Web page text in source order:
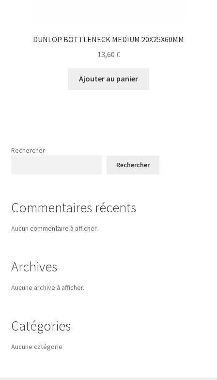
DUNLOP BOTTLENECK MEDIUM 20X25X60MM
13,60 €
Ajouter au panier
Rechercher
Rechercher
Commentaires récents
Aucun commentaire à afficher.
Archives
Aucune archive à afficher.
Catégories
Aucune catégorie